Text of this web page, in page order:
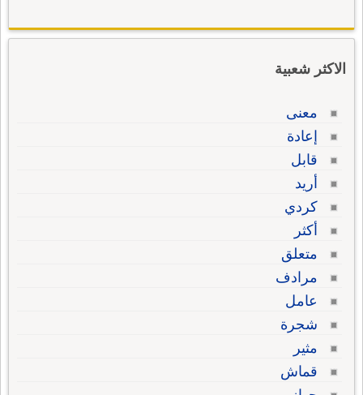
الاكثر شعبية
معنى
إعادة
قابل
أريد
كردي
أكثر
متعلق
مرادف
عامل
شجرة
مثير
قماش